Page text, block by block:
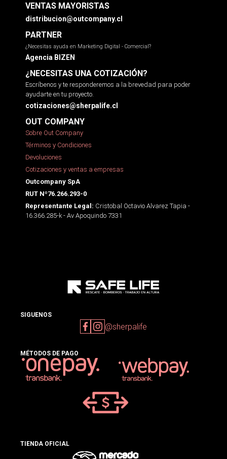
VENTAS MAYORISTAS
distribucion@outcompany.cl
PARTNER
¿Necesitas ayuda en Marketing Digital - Comercial?
Agencia BIZEN
¿NECESITAS UNA COTIZACIÓN?
Escríbenos y te responderemos a la brevedad para poder
ayudarte en tu proyecto.
cotizaciones@sherpalife.cl
OUT COMPANY
Sobre Out Company
Términos y Condiciones
Devoluciones
Cotizaciones y ventas a empresas
Outcompany SpA
RUT Nº76.266.293-0
Representante Legal: Cristobal Octavio Alvarez Tapia -
16.366.285-k - Av Apoquindo 7331
SIGUENOS
@sherpalife
MÉTODOS DE PAGO
TIENDA OFICIAL